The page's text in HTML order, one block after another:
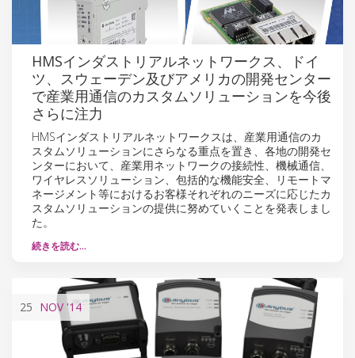
HMSインダストリアルネットワークス、ドイ
ツ、スウェーデン及びアメリカの開発センター
で産業用通信のカスタムソリューションを今後
さらに注力
HMSインダストリアルネットワークスは、産業用通信のカ
スタムソリューションにさらなる重点を置き、各地の開発セ
ンターにおいて、産業用ネットワークの接続性、機械通信、
ワイヤレスソリューション、包括的な機能安全、リモートマ
ネージメント等におけるお客様それぞれのニーズに応じたカ
スタムソリューションの提供に努めていくことを発表しまし
た。
続きを読む…
25 NOV'14